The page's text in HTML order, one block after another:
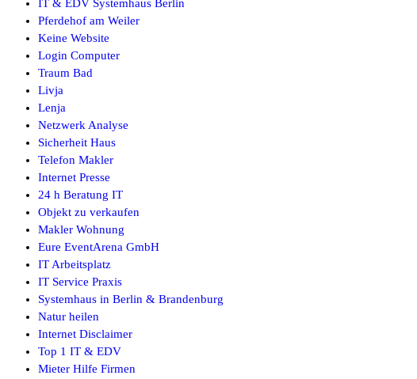
IT & EDV Systemhaus Berlin
Pferdehof am Weiler
Keine Website
Login Computer
Traum Bad
Livja
Lenja
Netzwerk Analyse
Sicherheit Haus
Telefon Makler
Internet Presse
24 h Beratung IT
Objekt zu verkaufen
Makler Wohnung
Eure EventArena GmbH
IT Arbeitsplatz
IT Service Praxis
Systemhaus in Berlin & Brandenburg
Natur heilen
Internet Disclaimer
Top 1 IT & EDV
Mieter Hilfe Firmen